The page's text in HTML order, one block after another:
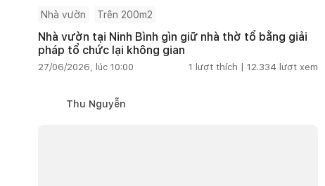
Nhà vườn Trên 200m2
Nhà vườn tại Ninh Bình gìn giữ nhà thờ tổ bằng giải
pháp tổ chức lại không gian
27/06/2026, lúc 10:00 1 lượt thích | 12.334 lượt xem
Thu Nguyễn